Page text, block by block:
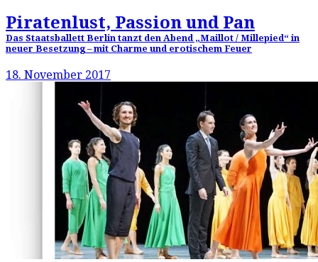
Piratenlust, Passion und Pan
Das Staatsballett Berlin tanzt den Abend „Maillot / Millepied“ in
neuer Besetzung – mit Charme und erotischem Feuer
18. November 2017